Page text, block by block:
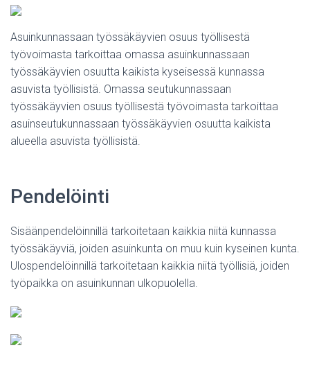
Asuinkunnassaan työssäkäyvien osuus työllisestä
työvoimasta tarkoittaa omassa asuinkunnassaan
työssäkäyvien osuutta kaikista kyseisessä kunnassa
asuvista työllisistä. Omassa seutukunnassaan
työssäkäyvien osuus työllisestä työvoimasta tarkoittaa
asuinseutukunnassaan työssäkäyvien osuutta kaikista
alueella asuvista työllisistä.
Pendelöinti
Sisäänpendelöinnillä tarkoitetaan kaikkia niitä kunnassa
työssäkäyviä, joiden asuinkunta on muu kuin kyseinen kunta.
Ulospendelöinnillä tarkoitetaan kaikkia niitä työllisiä, joiden
työpaikka on asuinkunnan ulkopuolella.